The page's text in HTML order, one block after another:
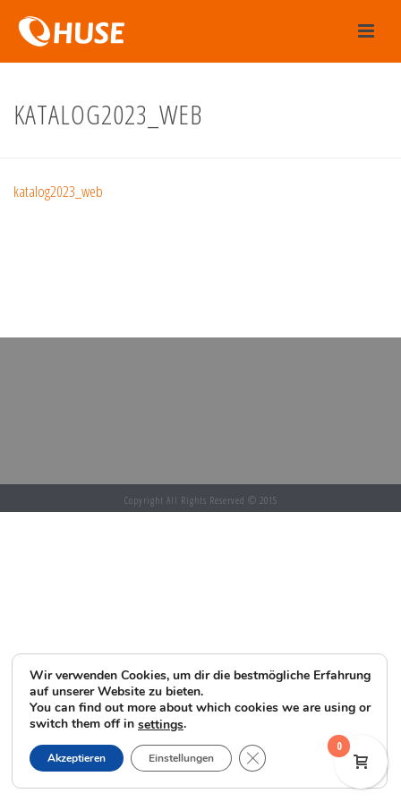
KATALOG2023_WEB
katalog2023_web
Copyright All Rights Reserved © 2015
0
Wir verwenden Cookies, um dir die bestmögliche Erfahrung
auf unserer Website zu bieten.
You can find out more about which cookies we are using or
switch them off in settings.
Akzeptieren Einstellungen GDPR Cookie-Banner